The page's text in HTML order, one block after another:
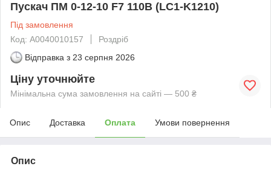
Пускач ПМ 0-12-10 F7 110В (LC1-K1210)
Під замовлення
Код: A0040010157
Роздріб
Відправка з 23 серпня 2026
Ціну уточнюйте
Мінімальна сума замовлення на сайті — 500 ₴
Опис Доставка Оплата Умови повернення
Опис